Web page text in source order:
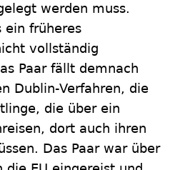
werden muss.
ein früheres
vollständig
Paar fällt demnach
Dublin-Verfahren, die
die über ein
dort auch ihren
Das Paar war über